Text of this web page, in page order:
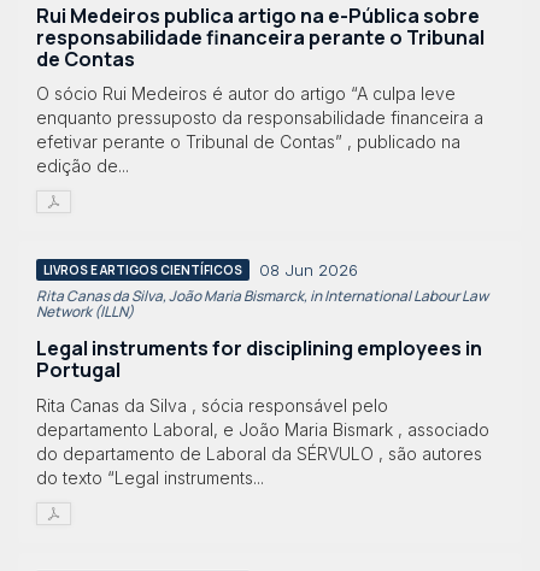
Rui Medeiros publica artigo na e-Pública sobre
responsabilidade financeira perante o Tribunal
de Contas
O sócio Rui Medeiros é autor do artigo “A culpa leve
enquanto pressuposto da responsabilidade financeira a
efetivar perante o Tribunal de Contas” , publicado na
edição de...
LIVROS E ARTIGOS CIENTÍFICOS 08 Jun 2026
Rita Canas da Silva, João Maria Bismarck, in International Labour Law
Network (ILLN)
Legal instruments for disciplining employees in
Portugal
Rita Canas da Silva , sócia responsável pelo
departamento Laboral, e João Maria Bismark , associado
do departamento de Laboral da SÉRVULO , são autores
do texto “Legal instruments...